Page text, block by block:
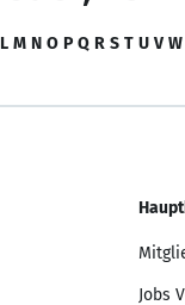
L M N O P Q R S T U V W
Jobs